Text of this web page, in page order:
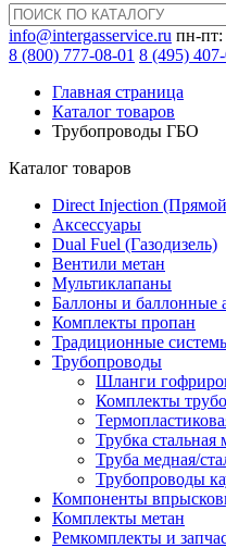
info@intergasservice.ru пн-пт:
8 (800) 777-08-01 8 (495)
Главная страница
Каталог товаров
Трубопроводы ГБО
Каталог товаров
Direct Injection
Аксессуары
Dual Fuel (Газодизель)
Вентили метан
Мультиклапаны
Баллоны и баллонные
Комплекты пропан
Традиционные
Трубопроводы
Шланги
Комплекты
Трубка стальная
Труба медная/
Трубопроводы
Компоненты
Комплекты метан
Ремкомплекты и